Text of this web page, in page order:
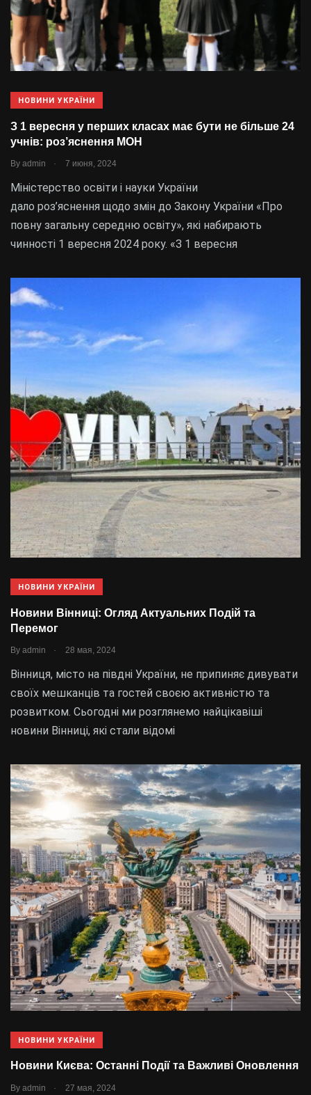
НОВИНИ УКРАЇНИ
З 1 вересня у перших класах має бути не більше 24
учнів: роз’яснення МОН
By admin . 7 июня, 2024
Міністерство освіти і науки України
дало роз’яснення щодо змін до Закону України «Про
повну загальну середню освіту», які набирають
чинності 1 вересня 2024 року. «З 1 вересня
НОВИНИ УКРАЇНИ
Новини Вінниці: Огляд Актуальних Подій та
Перемог
By admin . 28 мая, 2024
Вінниця, місто на півдні України, не припиняє дивувати
своїх мешканців та гостей своєю активністю та
розвитком. Сьогодні ми розглянемо найцікавіші
новини Вінниці, які стали відомі
НОВИНИ УКРАЇНИ
Новини Києва: Останні Події та Важливі Оновлення
By admin 27 мая, 2024